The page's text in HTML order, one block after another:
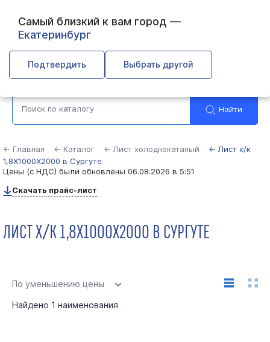
Самый близкий к вам город —
Екатеринбург
Подтвердить Выбрать другой
Сургут
Найти
← Главная ← Каталог ← Лист холоднокатаный
← Лист х/к
1,8Х1000Х2000 в Сургуте
Цены (с НДС) были обновлены 06.08.2026 в 5:51
Скачать прайс-лист
ЛИСТ Х/К 1,8Х1000Х2000 В СУРГУТЕ
По уменьшению цены
Найдено 1 наименования